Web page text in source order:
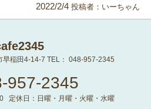
2022/2/4 投稿者： いーちゃん
早稲田4-14-7 TEL： 048-957-2345
957-2345
定休日： 日曜・月曜・火曜・水曜